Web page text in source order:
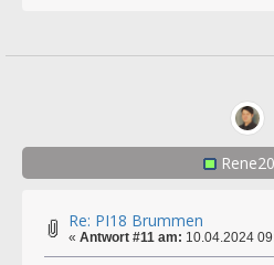
Re: PI18 Brummen
« Antwort #11 am: 10.04.2024